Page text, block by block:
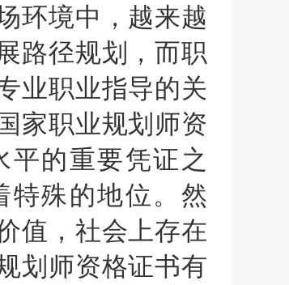
环境中，越来越
路径规划，而职
业职业指导的关
家职业规划师资
的重要凭证之
特殊的地位。然
值，社会上存在
划师资格证书有